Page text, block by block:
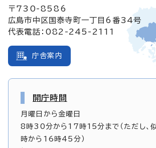
〒730-8586
広島市中区国泰寺町一丁目6番34号
代表電話：082-245-2111
庁舎案内
開庁時間
月曜日から金曜日
8時30分から17時15分まで（ただし、
時から16時45分）